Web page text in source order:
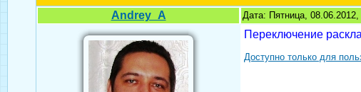
Andrey_A Дата: Пятница,
Переключение
Доступно только для